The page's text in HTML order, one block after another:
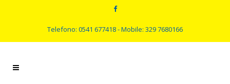
Telefono: 0541 677418 - Mobile: 329 7680166